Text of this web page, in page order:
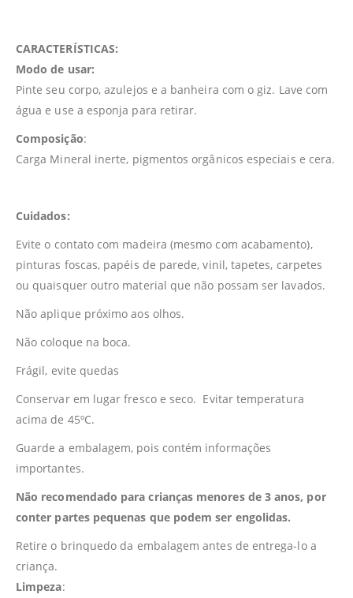
CARACTERÍSTICAS:
Modo de usar:
Pinte seu corpo, azulejos e a banheira com o giz. Lave com
água e use a esponja para retirar.
Composição:
Carga Mineral inerte, pigmentos orgânicos especiais e cera.
Cuidados:
Evite o contato com madeira (mesmo com acabamento),
pinturas foscas, papéis de parede, vinil, tapetes, carpetes
ou quaisquer outro material que não possam ser lavados.
Não aplique próximo aos olhos.
Não coloque na boca.
Frágil, evite quedas
Conservar em lugar fresco e seco. Evitar temperatura
acima de 45ºC.
Guarde a embalagem, pois contém informações
importantes.
Não recomendado para crianças menores de 3 anos, por
conter partes pequenas que podem ser engolidas.
Retire o brinquedo da embalagem antes de entrega-lo a
criança.
Limpeza: